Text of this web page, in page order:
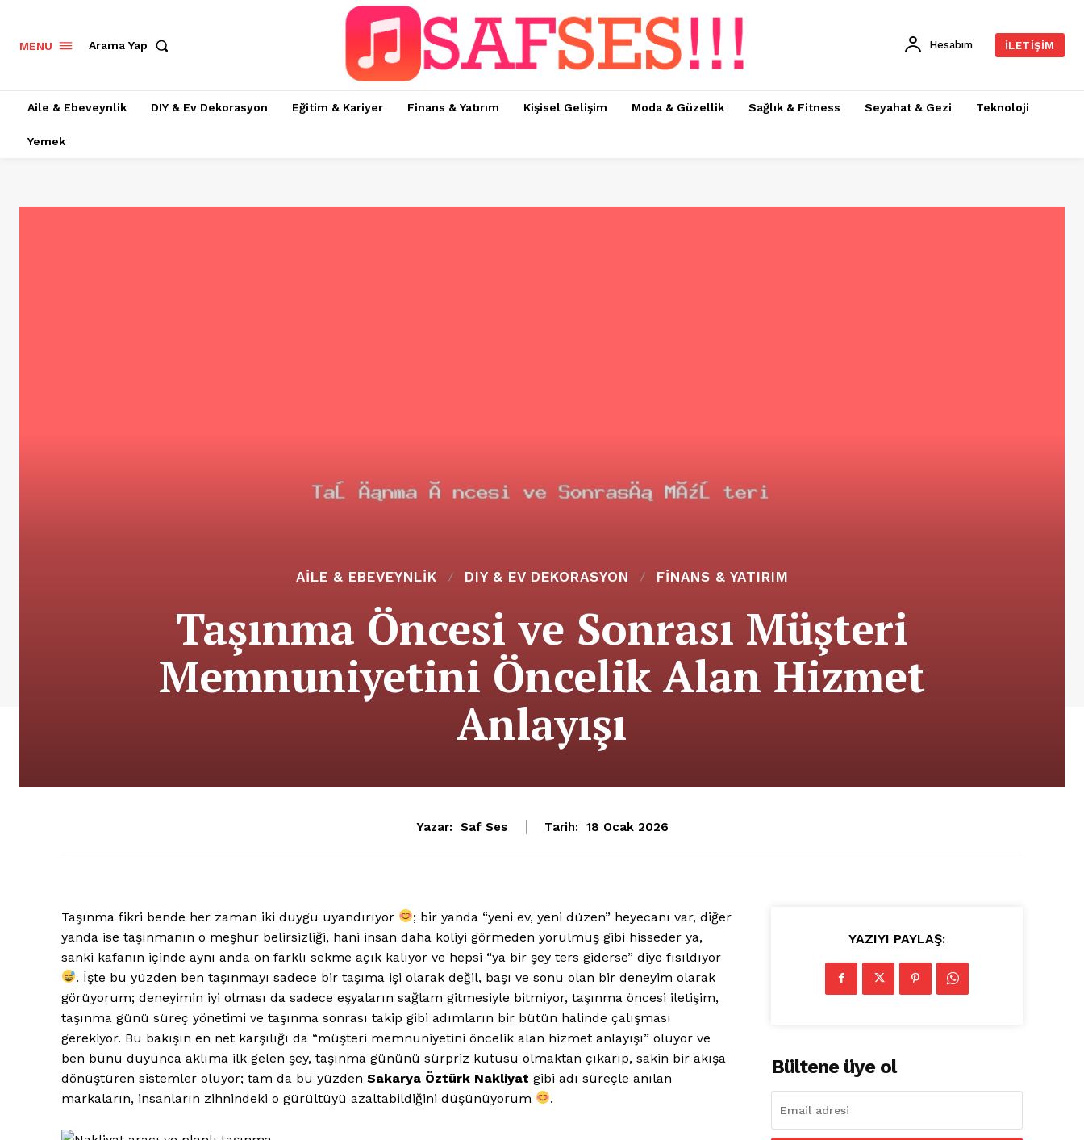
MENU Arama Yap Hesabım İLETIŞIM
Aile & Ebeveynlik DIY & Ev Dekorasyon Eğitim & Kariyer Finans & Yatırım Kişisel Gelişim Moda & Güzellik Sağlık & Fitness Seyahat & Gezi Teknoloji
Yemek
AILE & EBEVEYNLIK DIY & EV DEKORASYON FINANS & YATIRIM
Taşınma Öncesi ve Sonrası Müşteri
Memnuniyetini Öncelik Alan Hizmet
Anlayışı
Yazar: Saf Ses Tarih: 18 Ocak 2026
Taşınma fikri bende her zaman iki duygu uyandırıyor
; bir yanda “yeni ev, yeni düzen” heyecanı var, diğer
yanda ise taşınmanın o meşhur belirsizliği, hani insan daha koliyi görmeden yorulmuş gibi hisseder ya,
sanki kafanın içinde aynı anda on farklı sekme açık kalıyor ve hepsi “ya bir şey ters giderse” diye fısıldıyor
. İşte bu yüzden ben taşınmayı sadece bir taşıma işi olarak değil, başı ve sonu olan bir deneyim olarak
görüyorum; deneyimin iyi olması da sadece eşyaların sağlam gitmesiyle bitmiyor, taşınma öncesi iletişim,
taşınma günü süreç yönetimi ve taşınma sonrası takip gibi adımların bir bütün halinde çalışması
gerekiyor. Bu bakışın en net karşılığı da “müşteri memnuniyetini öncelik alan hizmet anlayışı” oluyor ve
ben bunu duyunca aklıma ilk gelen şey, taşınma gününü sürpriz kutusu olmaktan çıkarıp, sakin bir akışa
dönüştüren sistemler oluyor; tam da bu yüzden Sakarya Öztürk Nakliyat gibi adı süreçle anılan
markaların, insanların zihnindeki o gürültüyü azaltabildiğini düşünüyorum
.
YAZIYI PAYLAŞ:
Bültene üye ol